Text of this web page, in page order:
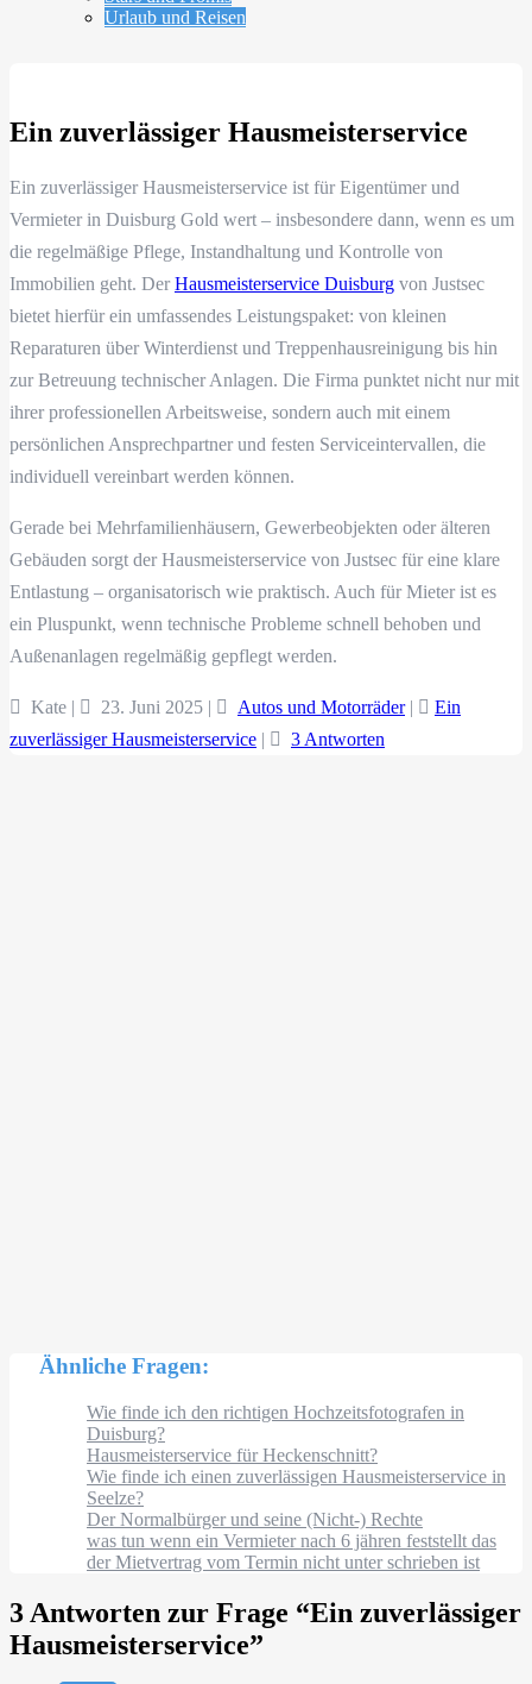
Urlaub und Reisen
Ein zuverlässiger Hausmeisterservice
Ein zuverlässiger Hausmeisterservice ist für Eigentümer und
Vermieter in Duisburg Gold wert – insbesondere dann, wenn es um
die regelmäßige Pflege, Instandhaltung und Kontrolle von
Immobilien geht. Der Hausmeisterservice Duisburg von Justsec
bietet hierfür ein umfassendes Leistungspaket: von kleinen
Reparaturen über Winterdienst und Treppenhausreinigung bis hin
zur Betreuung technischer Anlagen. Die Firma punktet nicht nur mit
ihrer professionellen Arbeitsweise, sondern auch mit einem
persönlichen Ansprechpartner und festen Serviceintervallen, die
individuell vereinbart werden können.
Gerade bei Mehrfamilienhäusern, Gewerbeobjekten oder älteren
Gebäuden sorgt der Hausmeisterservice von Justsec für eine klare
Entlastung – organisatorisch wie praktisch. Auch für Mieter ist es
ein Pluspunkt, wenn technische Probleme schnell behoben und
Außenanlagen regelmäßig gepflegt werden.
Kate | 23. Juni 2025 | Autos und Motorräder|
Ein
zuverlässiger Hausmeisterservice | 3 Antworten
Ähnliche Fragen:
Wie finde ich den richtigen Hochzeitsfotografen in
Duisburg?
Hausmeisterservice für Heckenschnitt?
Wie finde ich einen zuverlässigen Hausmeisterservice in
Seelze?
Der Normalbürger und seine (Nicht-) Rechte
was tun wenn ein Vermieter nach 6 jähren feststellt das
der Mietvertrag vom Termin nicht unter schrieben ist
3 Antworten zur Frage “Ein zuverlässiger
Hausmeisterservice”